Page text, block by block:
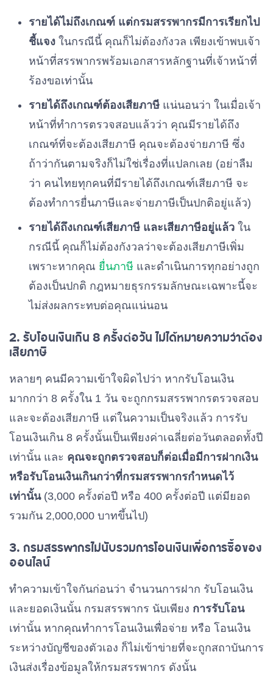
รายได้ไม่ถึงเกณฑ์ แต่กรมสรรพากรมีการเรียกไป
ชี้แจง ในกรณีนี้ คุณก็ไม่ต้องกังวล เพียงเข้าพบเจ้า
หน้าที่สรรพากรพร้อมเอกสารหลักฐานที่เจ้าหน้าที่
ร้องขอเท่านั้น
รายได้ถึงเกณฑ์ต้องเสียภาษี แน่นอนว่า ในเมื่อเจ้า
หน้าที่ทำการตรวจสอบแล้วว่า คุณมีรายได้ถึง
เกณฑ์ที่จะต้องเสียภาษี คุณจะต้องจ่ายภาษี ซึ่ง
ถ้าว่ากันตามจริงก็ไม่ใช่เรื่องที่แปลกเลย (อย่าลืม
ว่า คนไทยทุกคนที่มีรายได้ถึงเกณฑ์เสียภาษี จะ
ต้องทำการยื่นภาษีและจ่ายภาษีเป็นปกติอยู่แล้ว)
รายได้ถึงเกณฑ์เสียภาษี และเสียภาษีอยู่แล้ว ใน
กรณีนี้ คุณก็ไม่ต้องกังวลว่าจะต้องเสียภาษีเพิ่ม
เพราะหากคุณ ยื่นภาษี และดำเนินการทุกอย่างถูก
ต้องเป็นปกติ กฎหมายธุรกรรมลักษณะเฉพาะนี้จะ
ไม่ส่งผลกระทบต่อคุณแน่นอน
2. รับโอนเงินเกิน 8 ครั้งต่อวัน ไม่ได้หมายความว่าต้อง
เสียภาษี
หลายๆ คนมีความเข้าใจผิดไปว่า หากรับโอนเงิน
มากกว่า 8 ครั้งใน 1 วัน จะถูกกรมสรรพากรตรวจสอบ
และจะต้องเสียภาษี แต่ในความเป็นจริงแล้ว การรับ
โอนเงินเกิน 8 ครั้งนั้นเป็นเพียงค่าเฉลี่ยต่อวันตลอดทั้งปี
เท่านั้น และ คุณจะถูกตรวจสอบก็ต่อเมื่อมีการฝากเงิน
หรือรับโอนเงินเกินกว่าที่กรมสรรพากรกำหนดไว้
เท่านั้น(3,000 ครั้งต่อปี หรือ 400 ครั้งต่อปี แต่มียอด
รวมกัน 2,000,000 บาทขึ้นไป)
3. กรมสรรพากรไม่นับรวมการโอนเงินเพื่อการซื้อของ
ออนไลน์
ทำความเข้าใจกันก่อนว่า จำนวนการฝาก รับโอนเงิน
และยอดเงินนั้น กรมสรรพากร นับเพียง การรับโอน
เท่านั้น หากคุณทำการโอนเงินเพื่อจ่าย หรือ โอนเงิน
ระหว่างบัญชีของตัวเอง ก็ไม่เข้าข่ายที่จะถูกสถาบันการ
เงินส่งเรื่องข้อมูลให้กรมสรรพากร ดังนั้น